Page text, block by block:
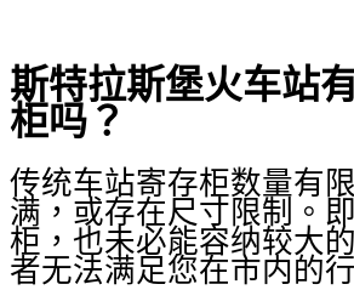
斯特拉斯堡火车站
柜吗？
传统车站寄存柜数量有
满，或存在尺寸限制。
柜，也未必能容纳较大
者无法满足您在市内的